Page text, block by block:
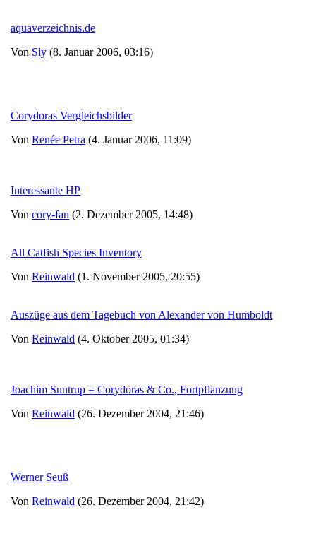
aquaverzeichnis.de
Von Sly (8. Januar 2006, 03:16)
Corydoras Vergleichsbilder
Von Renée Petra (4. Januar 2006, 11:09)
Interessante HP
Von cory-fan (2. Dezember 2005, 14:48)
All Catfish Species Inventory
Von Reinwald (1. November 2005, 20:55)
Auszüge aus dem Tagebuch von Alexander von Humboldt
Von Reinwald (4. Oktober 2005, 01:34)
Joachim Suntrup = Corydoras & Co., Fortpflanzung
Von Reinwald (26. Dezember 2004, 21:46)
Werner Seuß
Von Reinwald (26. Dezember 2004, 21:42)